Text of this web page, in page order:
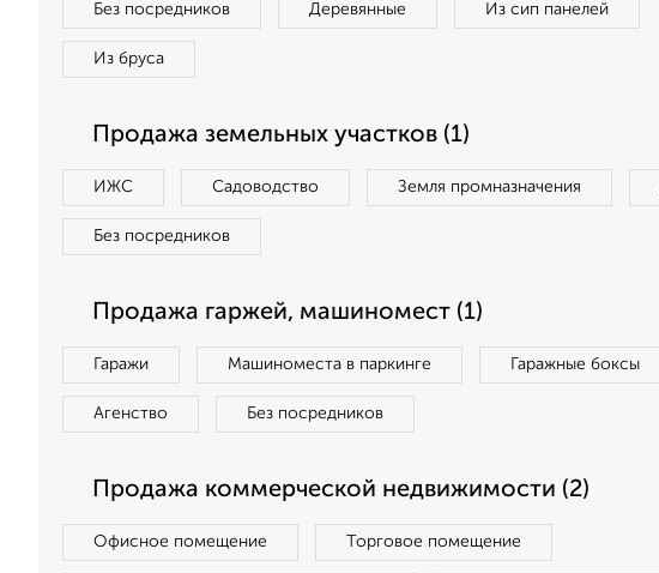
Без посредников Деревянные Из сип панелей
Из бруса
Продажа земельных участков (1)
ИЖС Садоводство Земля промназначения
Без посредников
Продажа гаржей, машиномест (1)
Гаражи Машиноместа в паркинге Гаражные боксы
Агенство Без посредников
Продажа коммерческой недвижимости (2)
Офисное помещение Торговое помещение